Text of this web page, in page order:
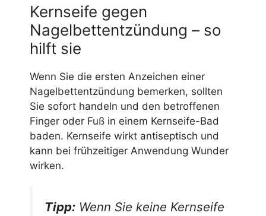
Kernseife gegen
Nagelbettentzündung – so
hilft sie
Wenn Sie die ersten Anzeichen einer
Nagelbettentzündung bemerken, sollten
Sie sofort handeln und den betroffenen
Finger oder Fuß in einem Kernseife-Bad
baden. Kernseife wirkt antiseptisch und
kann bei frühzeitiger Anwendung Wunder
wirken.
Tipp: Wenn Sie keine Kernseife